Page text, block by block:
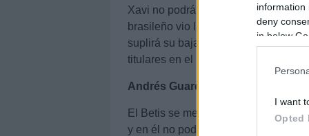
information
deny
in below
I want
Opted
Xavi no podrá contar con los
brasileño vio la quinta amarilla de
suplirá su baja con Ansu Fati o
titulares en el Martínez Valero si el
Andrés Guardado (Betis):
El Betis se medirá al Atlético en la
y en él no podrá contar con Andrés